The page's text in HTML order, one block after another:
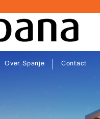
Over Spanje Contact